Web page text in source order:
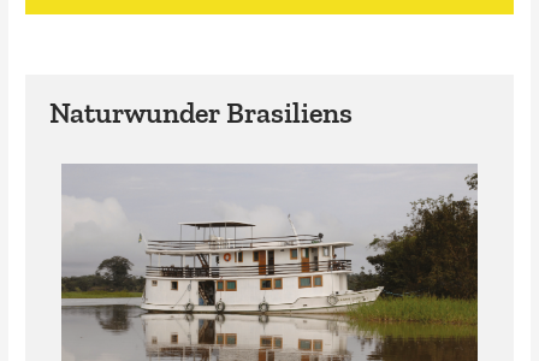
Naturwunder Brasiliens